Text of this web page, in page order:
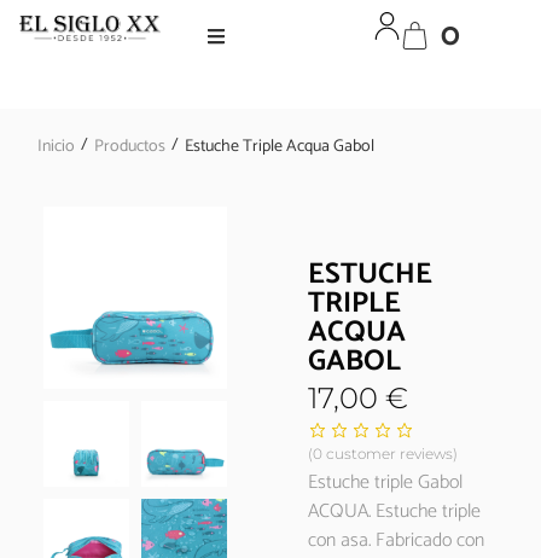
0
Inicio / Productos / Estuche Triple Acqua Gabol
ESTUCHE
TRIPLE
ACQUA
GABOL
17,00€
(0 customer reviews)
Estuche triple Gabol
ACQUA. Estuche triple
con asa. Fabricado con